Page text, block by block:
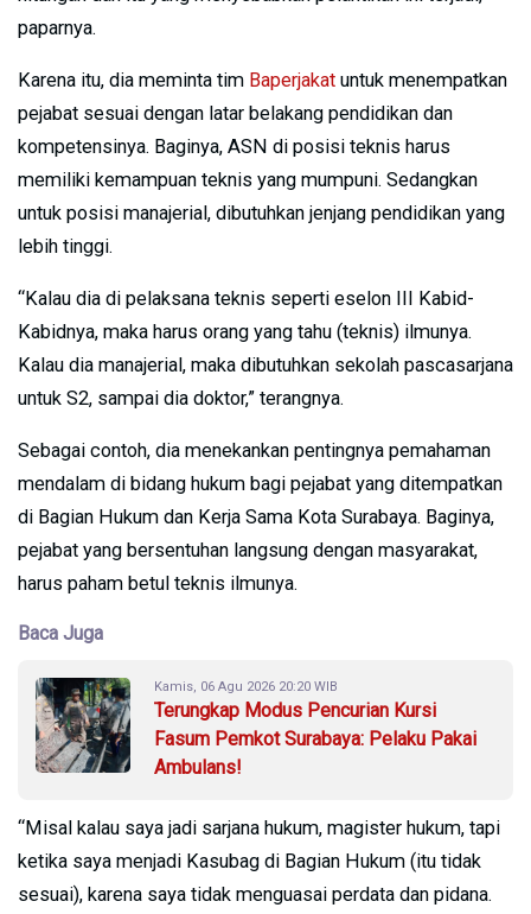
paparnya.
Karena itu, dia meminta tim Baperjakat untuk menempatkan
pejabat sesuai dengan latar belakang pendidikan dan
kompetensinya. Baginya, ASN di posisi teknis harus
memiliki kemampuan teknis yang mumpuni. Sedangkan
untuk posisi manajerial, dibutuhkan jenjang pendidikan yang
lebih tinggi.
“Kalau dia di pelaksana teknis seperti eselon III Kabid-
Kabidnya, maka harus orang yang tahu (teknis) ilmunya.
Kalau dia manajerial, maka dibutuhkan sekolah pascasarjana
untuk S2, sampai dia doktor,” terangnya.
Sebagai contoh, dia menekankan pentingnya pemahaman
mendalam di bidang hukum bagi pejabat yang ditempatkan
di Bagian Hukum dan Kerja Sama Kota Surabaya. Baginya,
pejabat yang bersentuhan langsung dengan masyarakat,
harus paham betul teknis ilmunya.
Baca Juga
Kamis, 06 Agu 2026 20:20 WIB
Terungkap Modus Pencurian Kursi
Fasum Pemkot Surabaya: Pelaku Pakai
Ambulans!
“Misal kalau saya jadi sarjana hukum, magister hukum, tapi
ketika saya menjadi Kasubag di Bagian Hukum (itu tidak
sesuai), karena saya tidak menguasai perdata dan pidana.